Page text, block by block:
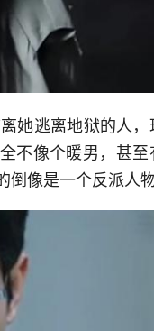
她逃离地狱的人，
不像个暖男，甚至
像是一个反派人物